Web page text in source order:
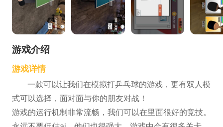
游戏介绍
游戏详情
一款可以让我们在模拟打乒乓球的游戏，更有双人模
式可以选择，面对面与你的朋友对战！
游戏的运行机制非常流畅，我们可以在里面很好的竞技。